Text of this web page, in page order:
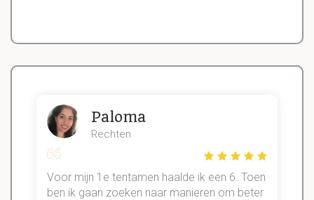
Paloma
Rechten
Voor mijn 1e tentamen haalde ik een 6. Toen
ben ik gaan zoeken naar manieren om beter